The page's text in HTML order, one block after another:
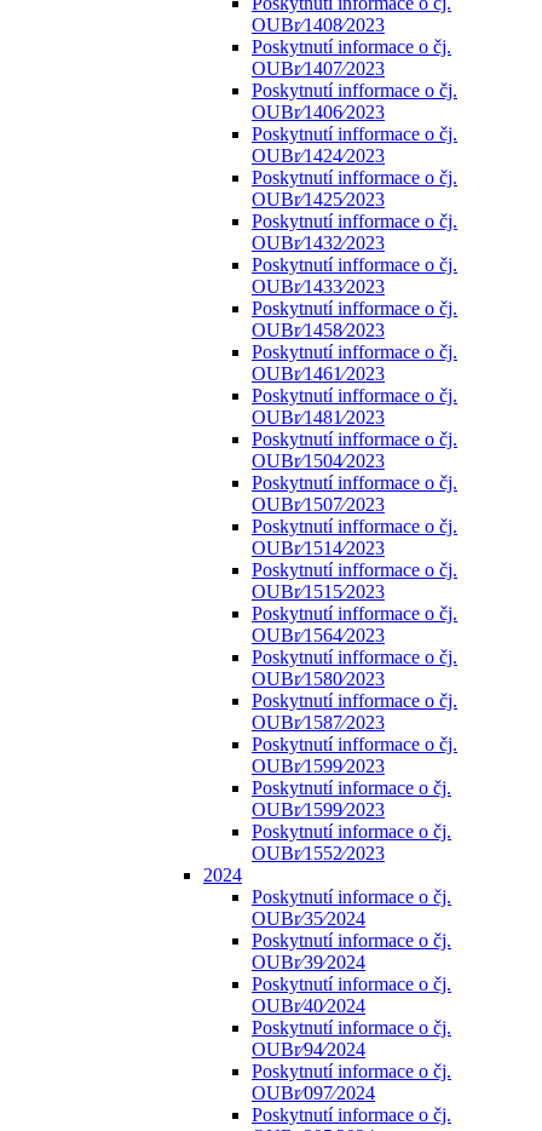
OUBr⁄1408⁄2023
Poskytnutí informace o čj.
OUBr⁄1407⁄2023
Poskytnutí infformace o čj.
OUBr⁄1406⁄2023
Poskytnutí infformace o čj.
OUBr⁄1424⁄2023
Poskytnutí infformace o čj.
OUBr⁄1425⁄2023
Poskytnutí infformace o čj.
OUBr⁄1432⁄2023
Poskytnutí infformace o čj.
OUBr⁄1433⁄2023
Poskytnutí infformace o čj.
OUBr⁄1458⁄2023
Poskytnutí infformace o čj.
OUBr⁄1461⁄2023
Poskytnutí infformace o čj.
OUBr⁄1481⁄2023
Poskytnutí infformace o čj.
OUBr⁄1504⁄2023
Poskytnutí infformace o čj.
OUBr⁄1507⁄2023
Poskytnutí infformace o čj.
OUBr⁄1514⁄2023
Poskytnutí infformace o čj.
OUBr⁄1515⁄2023
Poskytnutí infformace o čj.
OUBr⁄1564⁄2023
Poskytnutí infformace o čj.
OUBr⁄1580⁄2023
Poskytnutí infformace o čj.
OUBr⁄1587⁄2023
Poskytnutí infformace o čj.
OUBr⁄1599⁄2023
Poskytnutí informace o čj.
OUBr⁄1599⁄2023
Poskytnutí informace o čj.
OUBr⁄1552⁄2023
2024
Poskytnutí informace o čj.
OUBr⁄35⁄2024
Poskytnutí informace o čj.
OUBr⁄39⁄2024
Poskytnutí informace o čj.
OUBr⁄40⁄2024
Poskytnutí informace o čj.
OUBr⁄94⁄2024
Poskytnutí informace o čj.
OUBr⁄097⁄2024
Poskytnutí informace o čj.